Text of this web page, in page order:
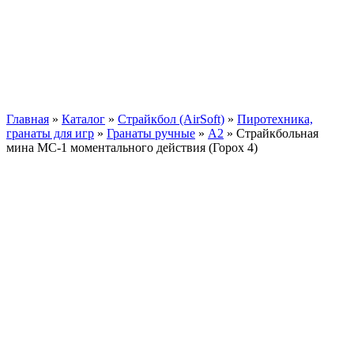
Главная » Каталог » Страйкбол (AirSoft) » Пиротехника,
гранаты для игр » Гранаты ручные » А2 » Страйкбольная
мина МС-1 моментального действия (Горох 4)